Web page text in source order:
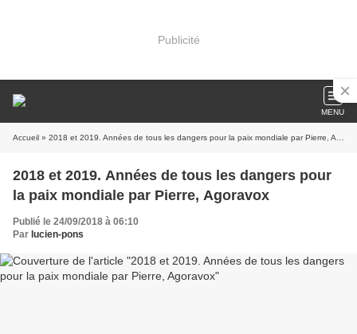
Publicité
MENU
Accueil » 2018 et 2019. Années de tous les dangers pour la paix mondiale par Pierre, Agoravox
2018 et 2019. Années de tous les dangers pour
la paix mondiale par Pierre, Agoravox
Publié le 24/09/2018 à 06:10
Par lucien-pons